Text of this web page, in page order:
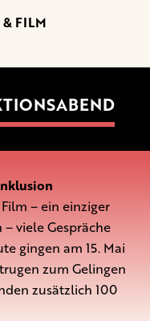
FILM
– ein einziger
viele Gespräche
gingen am 15. Mai
zum Gelingen
zusätzlich 100